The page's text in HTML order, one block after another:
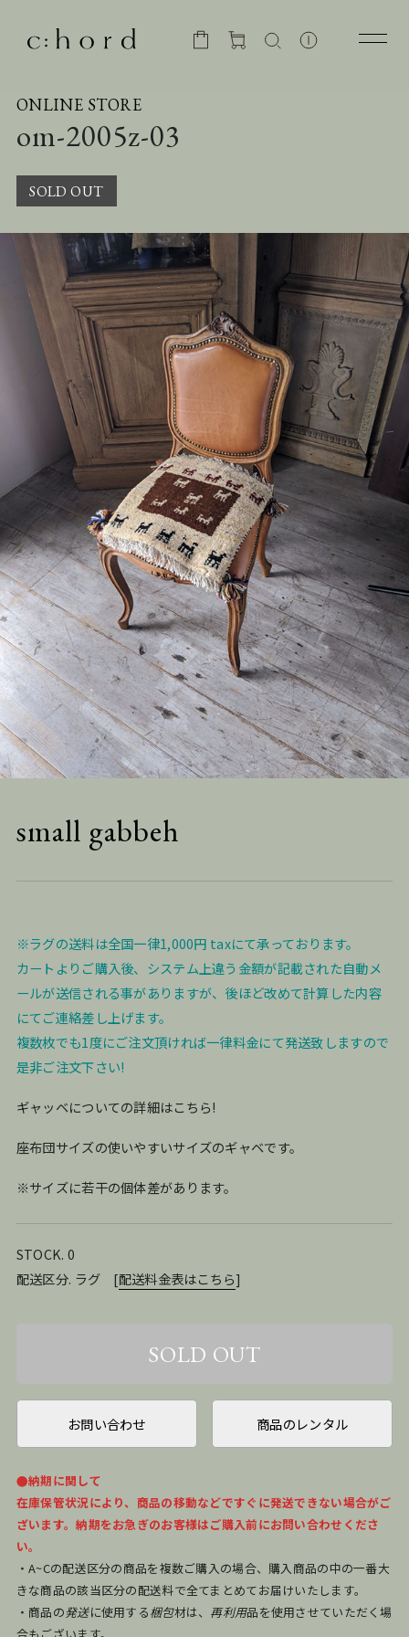
ONLINE STORE
om-2005z-03
small gabbeh
※ラグの送料は全国一律1,000円 taxにて承っております。
カートよりご購入後、システム上違う金額が記載された自動メ
ールが送信される事がありますが、後ほど改めて計算した内容
にてご連絡差し上げます。
複数枚でも1度にご注文頂ければ一律料金にて発送致しますので
是非ご注文下さい!
ギャッベについての詳細はこちら!
座布団サイズの使いやすいサイズのギャベです。
※サイズに若干の個体差があります。
STOCK. 0
配送区分. ラグ [配送料金表はこちら]
お問い合わせ 商品のレンタル
●納期に関して
在庫保管状況により、商品の移動などですぐに発送できない場合がご
ざいます。納期をお急ぎのお客様はご購入前にお問い合わせくださ
い。
・A~Cの配送区分の商品を複数ご購入の場合、購入商品の中の一番大
きな商品の該当区分の配送料で全てまとめてお届けいたします。
・商品の発送に使用する梱包材は、 再利用品を使用させていただく場